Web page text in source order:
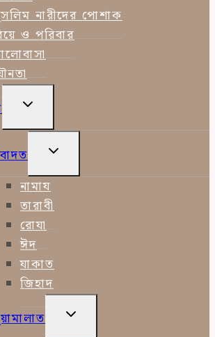
নারীদের পোশাক
ও পরিবার
TOGGLE
MENU
TOGGLE
MENU
নামায
তারাবী
রোযা
ঈদ
যাকাত
জিহাদ
TOGGLE